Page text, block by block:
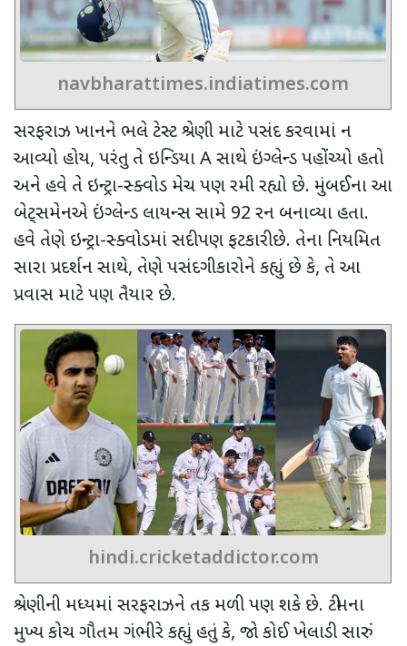
navbharattimes.indiatimes.com
સરફરાઝ ખાનને ભલે ટેસ્ટ શ્રેણી માટે પસંદ કરવામાં ન
આવ્યો હોય, પરંતુ તે ઇન્ડિયાAસાથે ઇંગ્લેન્ડ પહોંચ્યો હતો
અને હવે તે ઇન્ટ્રા-સ્ક્વોડ મેચ પણ રમી રહ્યો છે. મુંબઈના આ
બેટ્સમેનએ ઇંગ્લેન્ડ લાયન્સ સામે 92 રન બનાવ્યા હતા.
હવે તેણે ઇન્ટ્રા-સ્ક્વોડમાં સદી પણ ફટકારી છે. તેના નિયમિત
સારા પ્રદર્શન સાથે, તેણે પસંદગીકારોને કહ્યું છે કે, તે આ
પ્રવાસ માટે પણ તૈયાર છે.
hindi.cricketaddictor.com
શ્રેણીની મધ્યમાં સરફરાઝને તક મળી પણ શકે છે. ટીમના
મુખ્ય કોચ ગૌતમ ગંભીરે કહ્યું હતું કે, જો કોઈ ખેલાડી સારું